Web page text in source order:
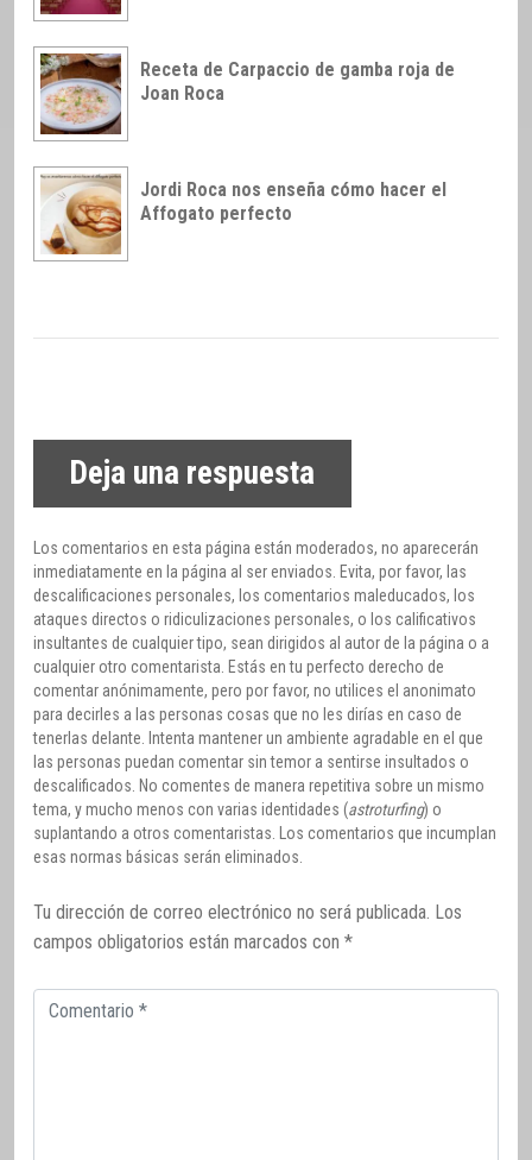
Receta de Carpaccio de gamba roja de
Joan Roca
Jordi Roca nos enseña cómo hacer el
Affogato perfecto
Deja una respuesta
Los comentarios en esta página están moderados, no aparecerán
inmediatamente en la página al ser enviados. Evita, por favor, las
descalificaciones personales, los comentarios maleducados, los
ataques directos o ridiculizaciones personales, o los calificativos
insultantes de cualquier tipo, sean dirigidos al autor de la página o a
cualquier otro comentarista. Estás en tu perfecto derecho de
comentar anónimamente, pero por favor, no utilices el anonimato
para decirles a las personas cosas que no les dirías en caso de
tenerlas delante. Intenta mantener un ambiente agradable en el que
las personas puedan comentar sin temor a sentirse insultados o
descalificados. No comentes de manera repetitiva sobre un mismo
tema, y mucho menos con varias identidades (astroturfing) o
suplantando a otros comentaristas. Los comentarios que incumplan
esas normas básicas serán eliminados.
Tu dirección de correo electrónico no será publicada. Los
campos obligatorios están marcados con *
Comentario